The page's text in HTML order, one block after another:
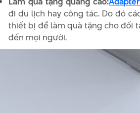
đi du lịch hay công tác. Do đó
thiết bị để làm quà tặng cho đối
đến mọi người.